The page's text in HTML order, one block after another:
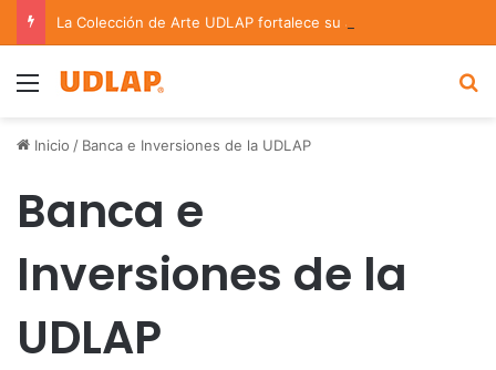
Menu
Inicio / Banca e Inversiones de la UDLAP
Banca e
Inversiones de la
UDLAP